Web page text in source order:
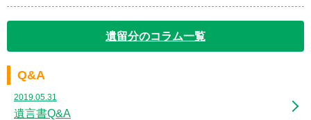
遺留分のコラム一覧
Q&A
2019.05.31
遺言書Q&A